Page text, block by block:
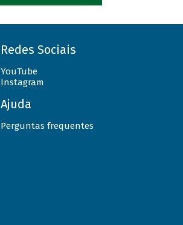
Redes Sociais
YouTube
Instagram
Ajuda
Perguntas frequentes